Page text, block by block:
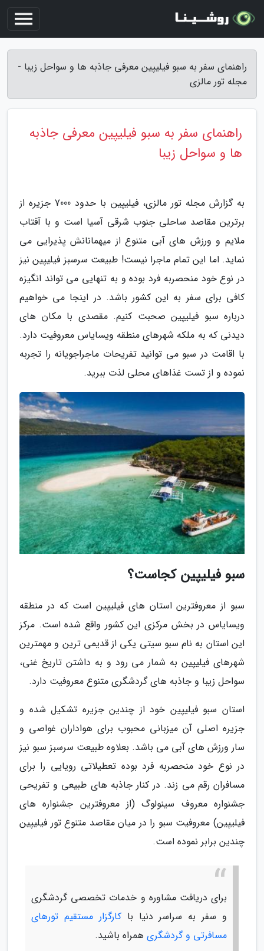
راهنمای سفر به سبو فیلیپین معرفی جاذبه ها و سواحل زیبا -
مجله تور مالزی
راهنمای سفر به سبو فیلیپین معرفی جاذبه
ها و سواحل زیبا
به گزارش مجله تور مالزی، فیلیپین با حدود 7000 جزیره از
برترین مقاصد ساحلی جنوب شرقی آسیا است و با آفتاب
ملایم و ورزش های آبی متنوع از میهمانانش پذیرایی می
نماید. اما این تمام ماجرا نیست! طبیعت سرسبز فیلیپین نیز
در نوع خود منحصربه فرد بوده و به تنهایی می تواند انگیزه
کافی برای سفر به این کشور باشد. در اینجا می خواهیم
درباره سبو فیلیپین صحبت کنیم. مقصدی با مکان های
دیدنی که به ملکه شهرهای منطقه ویسایاس معروفیت دارد.
با اقامت در سبو می توانید تفریحات ماجراجویانه را تجربه
نموده و از تست غذاهای محلی لذت ببرید.
سبو فیلیپین کجاست؟
سبو از معروفترین استان های فیلیپین است که در منطقه
ویسایاس در بخش مرکزی این کشور واقع شده است. مرکز
این استان به نام سبو سیتی یکی از قدیمی ترین و مهمترین
شهرهای فیلیپین به شمار می رود و به داشتن تاریخ غنی،
سواحل زیبا و جاذبه های گردشگری متنوع معروفیت دارد.
استان سبو فیلیپین خود از چندین جزیره تشکیل شده و
جزیره اصلی آن میزبانی محبوب برای هواداران غواصی و
سار ورزش های آبی می باشد. بعلاوه طبیعت سرسبز سبو نیز
در نوع خود منحصربه فرد بوده تعطیلاتی رویایی را برای
مسافران رقم می زند. در کنار جاذبه های طبیعی و تفریحی
جشنواره معروف سینولوگ (از معروفترین جشنواره های
فیلیپین) معروفیت سبو را در میان مقاصد متنوع تور فیلیپین
چندین برابر نموده است.
برای دریافت مشاوره و خدمات تخصصی گردشگری
و سفر به سراسر دنیا باکارگزار مستقیم تورهای
مسافرتی و گردشگری همراه باشید.